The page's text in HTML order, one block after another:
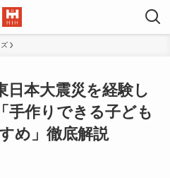
日本大震災を経験し
手作りできる子ども
め」徹底解説